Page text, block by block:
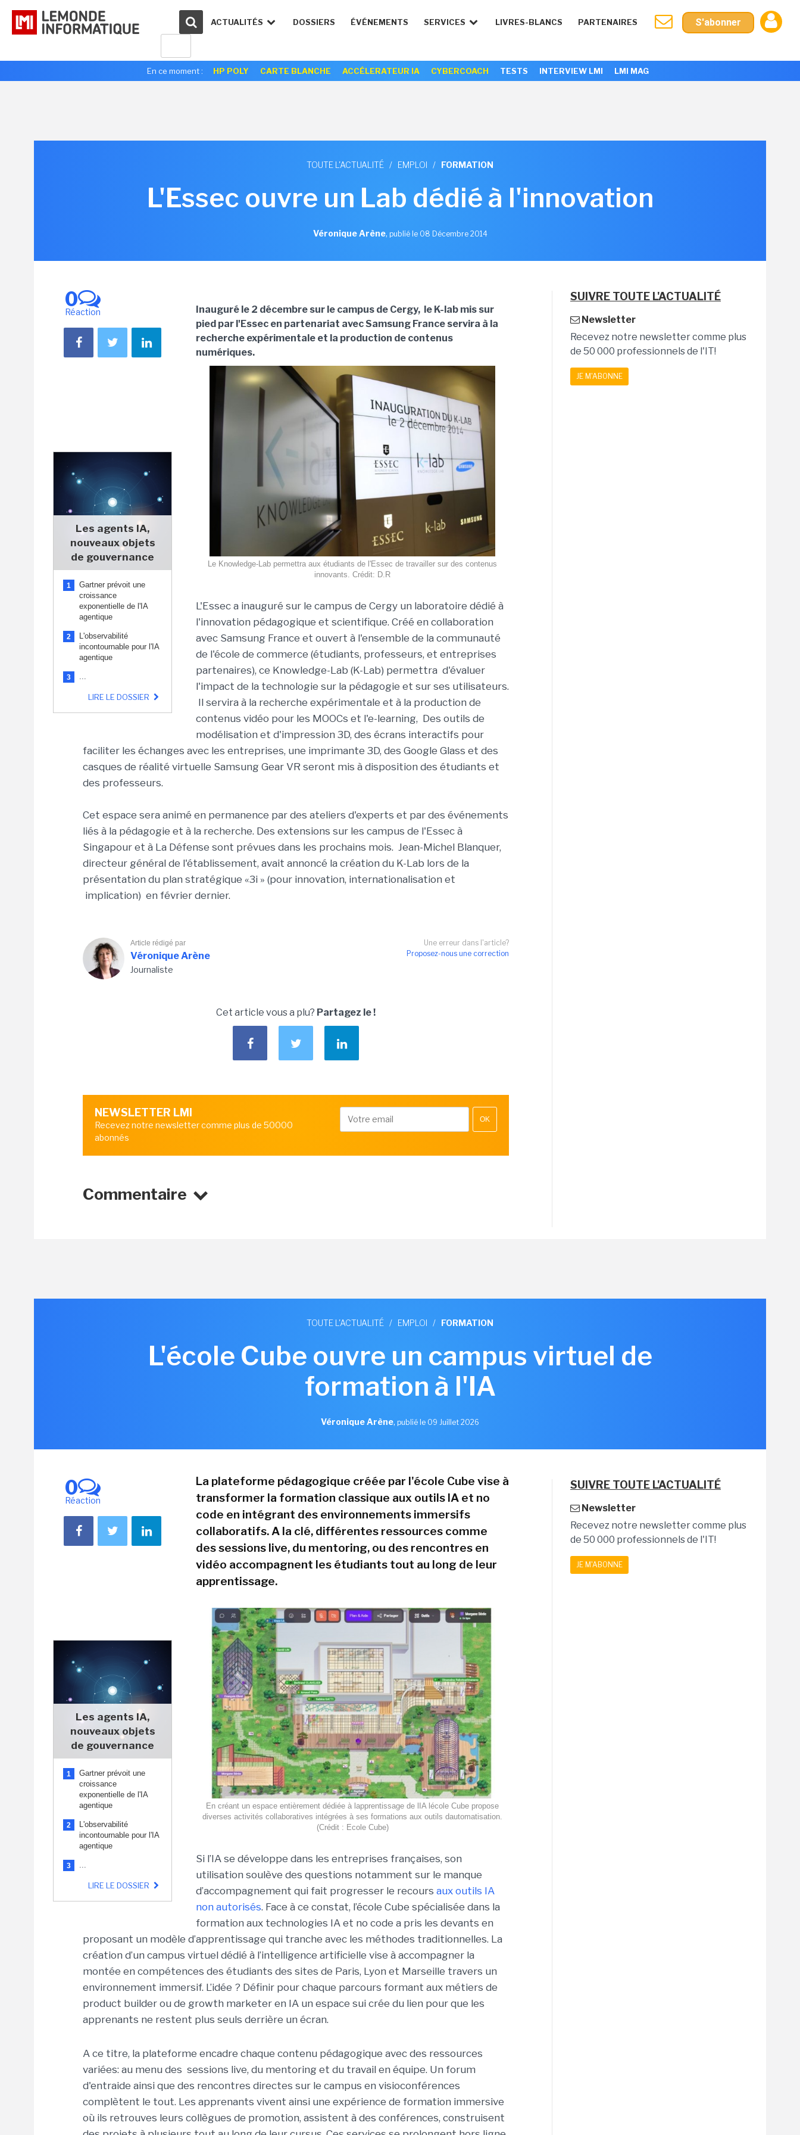
ACTUALITÉS DOSSIERS ÉVÉNEMENTS SERVICES LIVRES-BLANCS PARTENAIRES S'abonner
En ce moment : HP POLY CARTE BLANCHE ACCÉLERATEUR IA CYBERCOACH TESTS INTERVIEW LMI LMI MAG
TOUTE L'ACTUALITÉ / EMPLOI / FORMATION
L'Essec ouvre un Lab dédié à l'innovation
Véronique Arène, publié le 08 Décembre 2014
0
Réaction
Les agents IA,
nouveaux objets
de gouvernance
1
Gartner prévoit une
croissance
exponentielle de l'IA
agentique
2
L'observabilité
incontournable pour l'IA
agentique
3 ...
LIRE LE DOSSIER
Inauguré le 2 décembre sur le campus de Cergy, le K-lab mis sur
pied par l'Essec en partenariat avec Samsung France servira à la
recherche expérimentale et la production de contenus
numériques.
Le Knowledge-Lab permettra aux étudiants de l'Essec de travailler sur des contenus
innovants. Crédit: D.R
L'Essec a inauguré sur le campus de Cergy un laboratoire dédié à
l'innovation pédagogique et scientifique. Créé en collaboration
avec Samsung France et ouvert à l'ensemble de la communauté
de l'école de commerce (étudiants, professeurs, et entreprises
partenaires), ce Knowledge-Lab (K-Lab) permettra d'évaluer
l'impact de la technologie sur la pédagogie et sur ses utilisateurs.
Il servira à la recherche expérimentale et à la production de
contenus vidéo pour les MOOCs et l'e-learning, Des outils de
modélisation et d'impression 3D, des écrans interactifs pour
faciliter les échanges avec les entreprises, une imprimante 3D, des Google Glass et des
casques de réalité virtuelle Samsung Gear VR seront mis à disposition des étudiants et
des professeurs.
Cet espace sera animé en permanence par des ateliers d'experts et par des événements
liés à la pédagogie et à la recherche. Des extensions sur les campus de l'Essec à
Singapour et à La Défense sont prévues dans les prochains mois. Jean-Michel Blanquer,
directeur général de l'établissement, avait annoncé la création du K-Lab lors de la
présentation du plan stratégique «3i » (pour innovation, internationalisation et
implication) en février dernier.
Une erreur dans l'article?
Proposez-nous une correction
Article rédigé par
Véronique Arène
Journaliste
Cet article vous a plu? Partagez le !
NEWSLETTER LMI
Recevez notre newsletter comme plus de 50000
abonnés
OK
Commentaire
SUIVRE TOUTE L'ACTUALITÉ
Newsletter
Recevez notre newsletter comme plus
de 50 000 professionnels de l'IT!
JE M'ABONNE
TOUTE L'ACTUALITÉ / EMPLOI / FORMATION
L'école Cube ouvre un campus virtuel de
formation à l'IA
Véronique Arène, publié le 09 Juillet 2026
0
Réaction
Les agents IA,
nouveaux objets
de gouvernance
1
Gartner prévoit une
croissance
exponentielle de l'IA
agentique
2
L'observabilité
incontournable pour l'IA
agentique
3 ...
LIRE LE DOSSIER
La plateforme pédagogique créée par l'école Cube vise à
transformer la formation classique aux outils IA et no
code en intégrant des environnements immersifs
collaboratifs. A la clé, différentes ressources comme
des sessions live, du mentoring, ou des rencontres en
vidéo accompagnent les étudiants tout au long de leur
apprentissage.
En créant un espace entièrement dédiée à lapprentissage de lIA lécole Cube propose
diverses activités collaboratives intégrées à ses formations aux outils dautomatisation.
(Crédit : Ecole Cube)
Si l’IA se développe dans les entreprises françaises, son
utilisation soulève des questions notamment sur le manque
d’accompagnement qui fait progresser le recours aux outils IA
non autorisés. Face à ce constat, l’école Cube spécialisée dans la
formation aux technologies IA et no code a pris les devants en
proposant un modèle d’apprentissage qui tranche avec les méthodes traditionnelles. La
création d’un campus virtuel dédié à l’intelligence artificielle vise à accompagner la
montée en compétences des étudiants des sites de Paris, Lyon et Marseille travers un
environnement immersif. L’idée ? Définir pour chaque parcours formant aux métiers de
product builder ou de growth marketer en IA un espace sui crée du lien pour que les
apprenants ne restent plus seuls derrière un écran.
A ce titre, la plateforme encadre chaque contenu pédagogique avec des ressources
variées: au menu des sessions live, du mentoring et du travail en équipe. Un forum
d'entraide ainsi que des rencontres directes sur le campus en visioconférences
complètent le tout. Les apprenants vivent ainsi une expérience de formation immersive
où ils retrouves leurs collègues de promotion, assistent à des conférences, construisent
SUIVRE TOUTE L'ACTUALITÉ
Newsletter
Recevez notre newsletter comme plus
de 50 000 professionnels de l'IT!
JE M'ABONNE